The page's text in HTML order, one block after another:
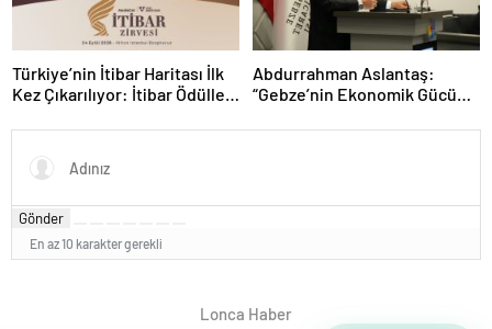
Türkiye’nin İtibar Haritası İlk
Kez Çıkarılıyor: İtibar Ödülleri
Bulacak
Abdurrahman Aslantaş:
“Gebze’nin Ekonomik Gücünü
Gönder
En az 10 karakter gerekli
Lonca Haber